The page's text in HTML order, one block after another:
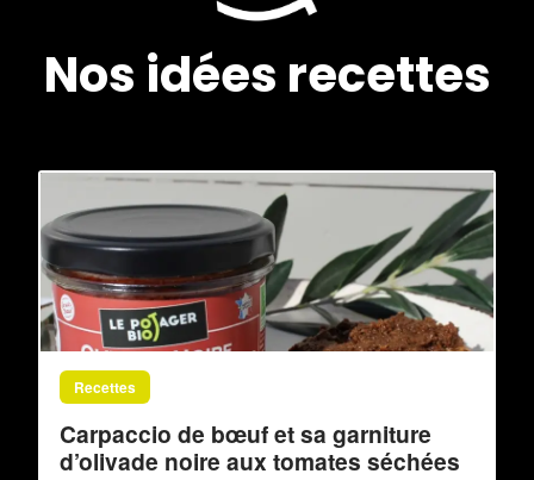
Nos idées recettes
Recettes
Carpaccio de bœuf et sa garniture
d’olivade noire aux tomates séchées